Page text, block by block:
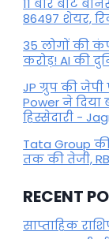
11 बार बांटे
86497 शेयर,
35 लोगों की
करोड़! AI की
JP ग्रुप की
Power ने दिया
हिस्सेदारी -
Tata Group
तक की तेजी,
RECENT
साप्ताहिक